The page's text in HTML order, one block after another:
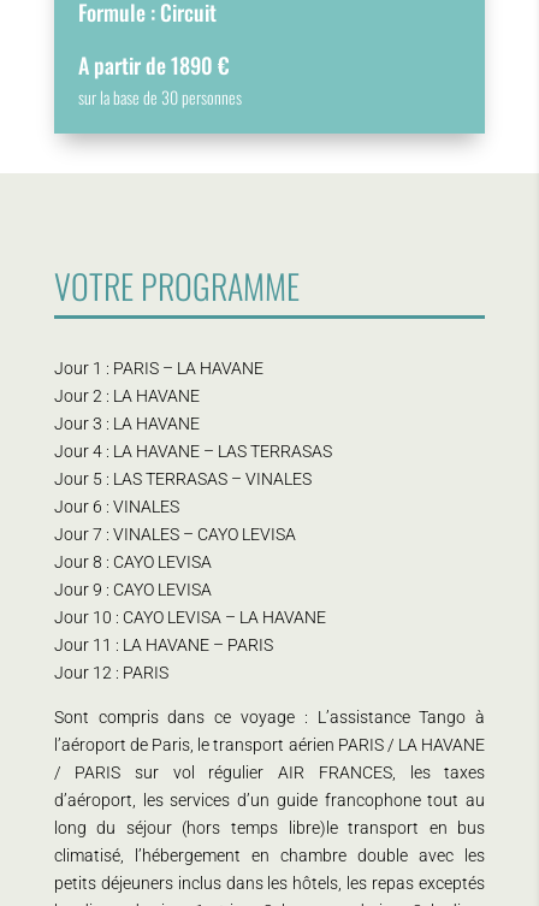
Formule : Circuit
A partir de 1890 €
sur la base de 30 personnes
VOTRE PROGRAMME
Jour 1 : PARIS – LA HAVANE
Jour 2 : LA HAVANE
Jour 3 : LA HAVANE
Jour 4 : LA HAVANE – LAS TERRASAS
Jour 5 : LAS TERRASAS – VINALES
Jour 6 : VINALES
Jour 7 : VINALES – CAYO LEVISA
Jour 8 : CAYO LEVISA
Jour 9 : CAYO LEVISA
Jour 10 : CAYO LEVISA – LA HAVANE
Jour 11 : LA HAVANE – PARIS
Jour 12 : PARIS
Sont compris dans ce voyage : L’assistance Tango à
l’aéroport de Paris, le transport aérien PARIS / LA HAVANE
/ PARIS sur vol régulier AIR FRANCES, les taxes
d’aéroport, les services d’un guide francophone tout au
long du séjour (hors temps libre)le transport en bus
climatisé, l’hébergement en chambre double avec les
petits déjeuners inclus dans les hôtels, les repas exceptés